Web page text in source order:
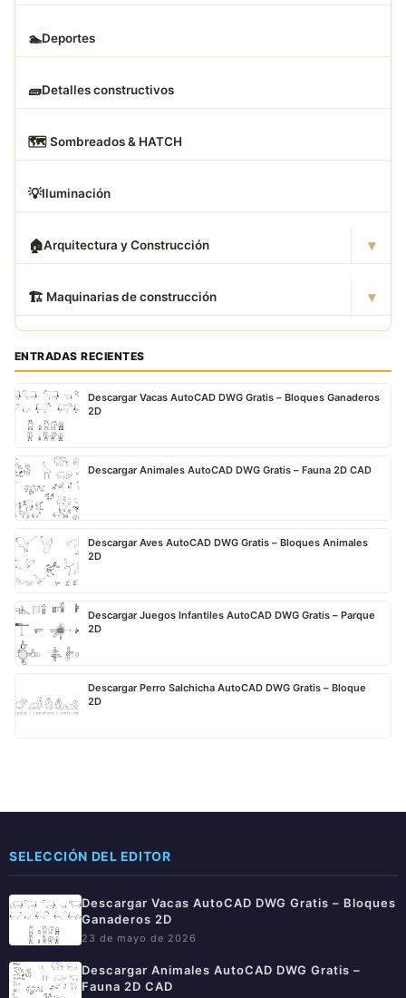
🏊Deportes
🧱Detalles constructivos
🗺️ Sombreados & HATCH
💡Iluminación
🏠Arquitectura y Construcción ▾
🏗 ️ Maquinarias de construcción ▾
ENTRADAS RECIENTES
Descargar Vacas AutoCAD DWG Gratis – Bloques Ganaderos
2D
Descargar Animales AutoCAD DWG Gratis – Fauna 2D CAD
Descargar Aves AutoCAD DWG Gratis – Bloques Animales
2D
Descargar Juegos Infantiles AutoCAD DWG Gratis – Parque
2D
Descargar Perro Salchicha AutoCAD DWG Gratis – Bloque
2D
SELECCIÓN DEL EDITOR
Descargar Vacas AutoCAD DWG Gratis – Bloques
Ganaderos 2D
23 de mayo de 2026
Descargar Animales AutoCAD DWG Gratis –
Fauna 2D CAD